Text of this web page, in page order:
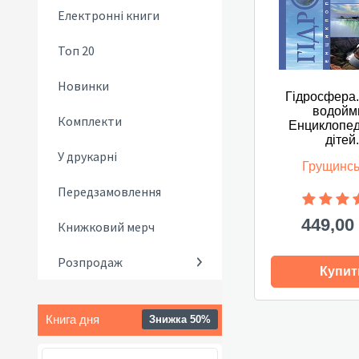
Електронні книги
Топ 20
Новинки
Комплекти
У друкарні
Передзамовлення
Книжковий мерч
Розпродаж
Книга дня Знижка 50%
дітей.
449,00